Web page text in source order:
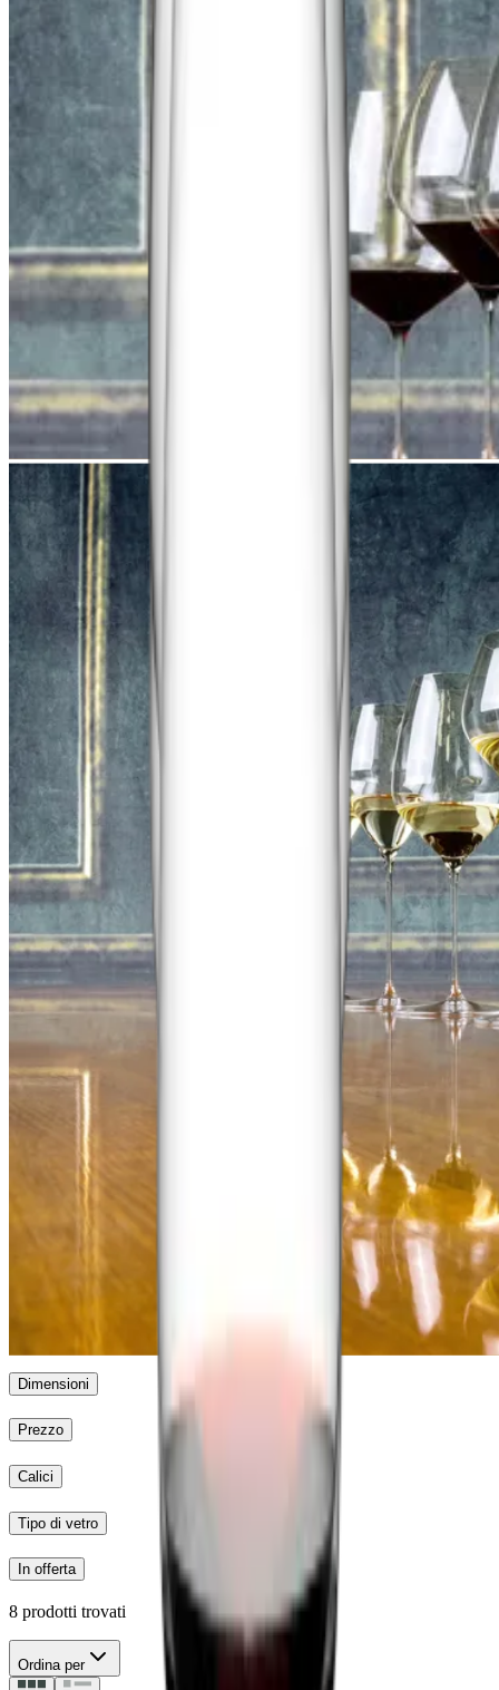
Riedel
Dimensioni
Prezzo
Calici
Tipo di vetro
In offerta
8 prodotti trovati
Ordina per